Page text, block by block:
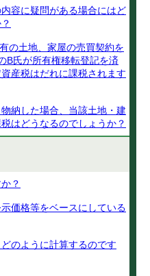
容に疑問がある場合にはど
の土地、家屋の売買契約を
B氏が所有権移転登記を済
産税はだれに課税されます
納した場合、当該土地・建
はどうなるのでしょうか？
？
価格等をベースにしている
のように計算するのです